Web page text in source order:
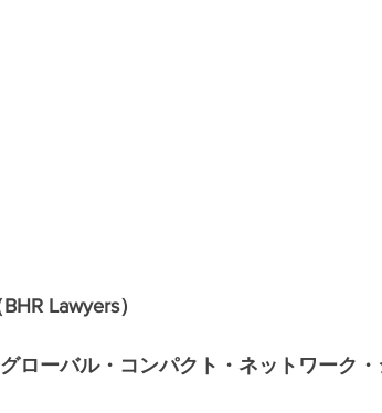
Lawyers）
ローバル・コンパクト・ネットワーク